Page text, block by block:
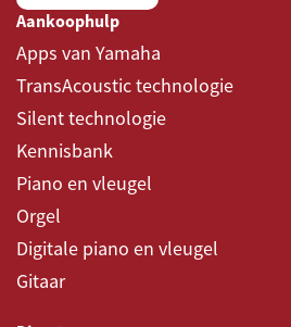
Aankoophulp
Apps van Yamaha
TransAcoustic technologie
Silent technologie
Kennisbank
Piano en vleugel
Orgel
Digitale piano en vleugel
Gitaar